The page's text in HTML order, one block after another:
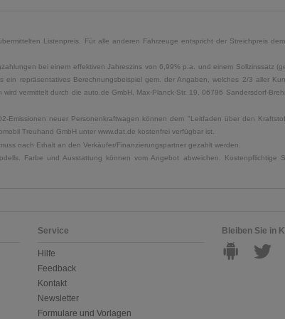
Listenpreis. Für alle anderen Fahrzeuge entspricht der Streichpreis
bei einem effektiven Jahreszins von 6,99% p.a. und einem Sollzinssatz
repräsentatives Berechnungsbeispiel gem. der Angaben, welches 2/3 aller
vermittelt durch die auto.de GmbH, Max-Planck-Str. 19, 06796 Sandersdorf-
Emissionen neuer Personenkraftwagen können dem "Leitfaden über den
Treuhand GmbH unter www.dat.de kostenfrei verfügbar ist.
nach Erhalt an den Verkäufer/Finanzierungspartner gezahlt werden.
Farbe und Ausstattung können vom Angebot abweichen. Kostenpflichtige
Service
Hilfe
Feedback
Kontakt
Newsletter
Formulare und Vorlagen
Bleiben Sie in